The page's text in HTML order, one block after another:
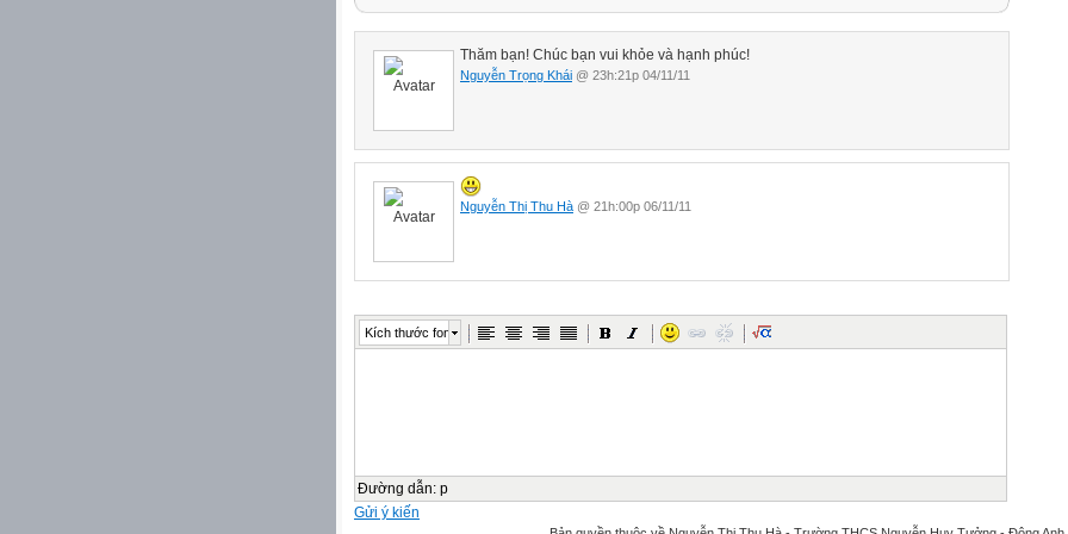
Thăm bạn! Chúc bạn vui khỏe và hạnh phúc!
Nguyễn Trọng Khái @ 23h:21p 04/11/11
Nguyễn Thị Thu Hà @ 21h:00p 06/11/11
Kích thước font
Đường dẫn: p
Gửi ý kiến